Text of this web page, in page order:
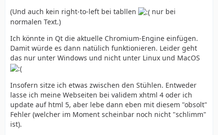
(Und auch kein right-to-left bei tabllen
nur bei
normalen Text.)
Ich könnte in Qt die aktuelle Chromium-Engine einfügen.
Damit würde es dann natülich funktionieren. Leider geht
das nur unter Windows und nicht unter Linux und MacOS
Insofern sitze ich etwas zwischen den Stühlen. Entweder
lasse ich meine Webseiten bei validem xhtml 4 oder ich
update auf html 5, aber lebe dann eben mit diesem "obsolt"
Fehler (welcher im Moment scheinbar noch nicht "schlimm"
ist).